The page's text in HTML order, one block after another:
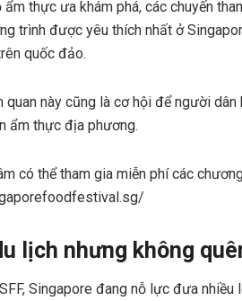
thực ưa khám phá, các chuyến
trình được yêu thích nhất ở
quốc đảo.
quan này cũng là cơ hội để người
ẩm thực địa phương.
có thể tham gia miễn phí các
lịch nhưng không
Singapore đang nỗ lực đưa